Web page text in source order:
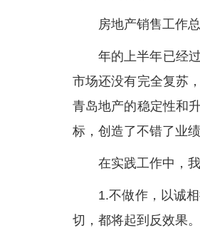
房地产销售工作
年的上半年已经
市场还没有完全复苏
青岛地产的稳定性和
标，创造了不错了业绩
在实践工作中，
1.不做作，以诚
切，都将起到反效果。